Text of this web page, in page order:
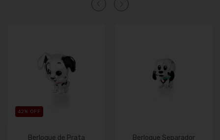
42% OFF
Berloque de Prata
Berloque Separador